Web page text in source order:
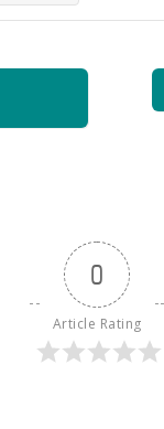
0
Article Rating